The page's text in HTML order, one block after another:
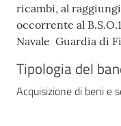
ricambi, al
occorrente al
Navale Guardia di
Tipologia del
Acquisizione di beni e